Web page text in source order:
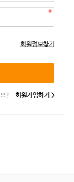
회원정보찾기
? 회원가입하기 >